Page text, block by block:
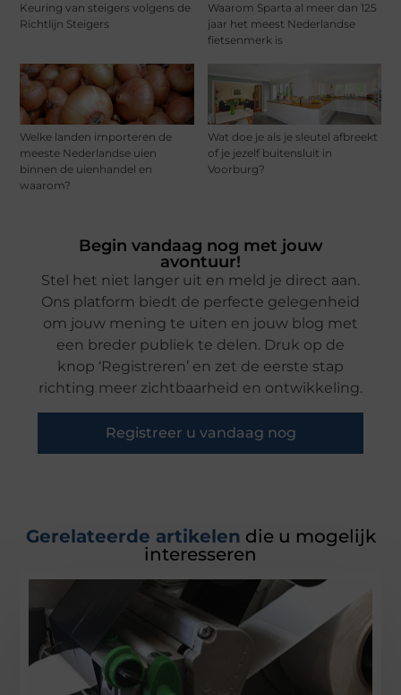
Keuring van steigers volgens de
Richtlijn Steigers
Waarom Sparta al meer dan 125
jaar het meest Nederlandse
fietsenmerk is
Welke landen importeren de
meeste Nederlandse uien
binnen de uienhandel en
waarom?
Wat doe je als je sleutel afbreekt
of je jezelf buitensluit in
Voorburg?
Begin vandaag nog met jouw
avontuur!
Stel het niet langer uit en meld je direct aan.
Ons platform biedt de perfecte gelegenheid
om jouw mening te uiten en jouw blog met
een breder publiek te delen. Druk op de
knop ‘Registreren’ en zet de eerste stap
richting meer zichtbaarheid en ontwikkeling.
Registreer u vandaag nog
Gerelateerde artikelen die u mogelijk
interesseren